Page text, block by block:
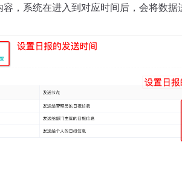
，系统在进入到对应时间后，会将数据